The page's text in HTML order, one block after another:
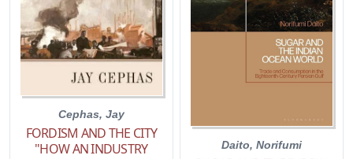
Cephas, Jay
FORDISM AND THE CITY
"HOW AN INDUSTRY
Daito, Norifumi